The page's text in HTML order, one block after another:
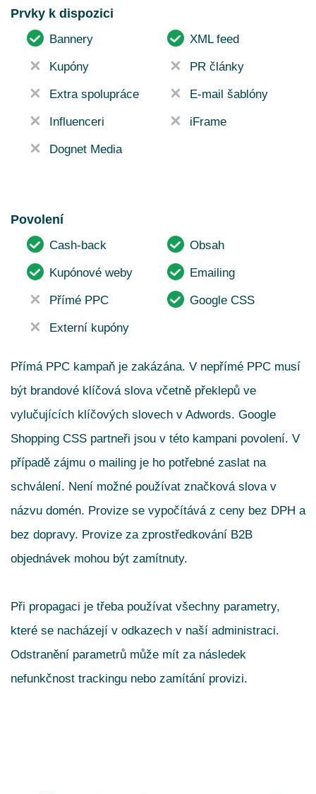
Prvky k dispozici
Bannery XML feed
Kupóny PR články
Extra spolupráce E-mail šablóny
Influenceri iFrame
Dognet Media
Povolení
Cash-back Obsah
Kupónové weby Emailing
Přímé PPC Google CSS
Externí kupóny
Přímá PPC kampaň je zakázána. V nepřímé PPC musí
být brandové klíčová slova včetně překlepů ve
vylučujících klíčových slovech v Adwords. Google
Shopping CSS partneři jsou v této kampani povolení. V
případě zájmu o mailing je ho potřebné zaslat na
schválení. Není možné používat značková slova v
názvu domén. Provize se vypočítává z ceny bez DPH a
bez dopravy. Provize za zprostředkování B2B
objednávek mohou být zamítnuty.
Při propagaci je třeba používat všechny parametry,
které se nacházejí v odkazech v naší administraci.
Odstranění parametrů může mít za následek
nefunkčnost trackingu nebo zamítání provizi.